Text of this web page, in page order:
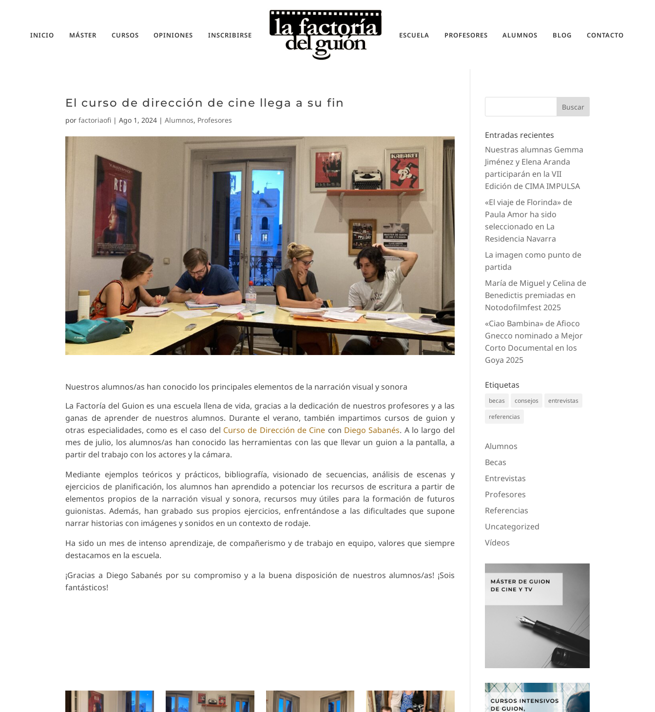
INICIO MÁSTER CURSOS OPINIONES INSCRIBIRSE ESCUELA PROFESORES ALUMNOS BLOG CONTACTO
El curso de dirección de cine llega a su fin
porfactoriaofi |Ago 1, 2024 |Alumnos, Profesores
Nuestros alumnos/as han conocido los principales elementos de la narración visual y sonora
La Factoría del Guion es una escuela llena de vida, gracias a la dedicación de nuestros profesores y a las
ganas de aprender de nuestros alumnos. Durante el verano, también impartimos cursos de guion y
otras especialidades, como es el caso del Curso de Dirección de Cine con Diego Sabanés. A lo largo del
mes de julio, los alumnos/as han conocido las herramientas con las que llevar un guion a la pantalla, a
partir del trabajo con los actores y la cámara.
Mediante ejemplos teóricos y prácticos, bibliografía, visionado de secuencias, análisis de escenas y
ejercicios de planificación, los alumnos han aprendido a potenciar los recursos de escritura a partir de
elementos propios de la narración visual y sonora, recursos muy útiles para la formación de futuros
guionistas. Además, han grabado sus propios ejercicios, enfrentándose a las dificultades que supone
narrar historias con imágenes y sonidos en un contexto de rodaje.
Ha sido un mes de intenso aprendizaje, de compañerismo y de trabajo en equipo, valores que siempre
destacamos en la escuela.
¡Gracias a Diego Sabanés por su compromiso y a la buena disposición de nuestros alumnos/as! ¡Sois
fantásticos!
Entradas recientes
Nuestras alumnas Gemma
Jiménez y Elena Aranda
participarán en la VII
Edición de CIMA IMPULSA
«El viaje de Florinda» de
Paula Amor ha sido
seleccionado en La
Residencia Navarra
La imagen como punto de
partida
María de Miguel y Celina de
Benedictis premiadas en
Notodofilmfest 2025
«Ciao Bambina» de Afioco
Gnecco nominado a Mejor
Corto Documental en los
Goya 2025
Etiquetas
becas consejos
entrevistas
referencias
Alumnos
Becas
Entrevistas
Profesores
Referencias
Uncategorized
Vídeos